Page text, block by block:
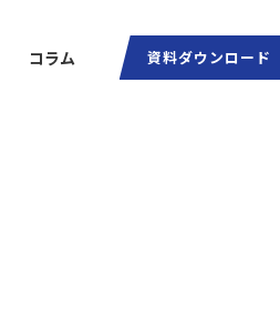
コラム 資料ダウンロード